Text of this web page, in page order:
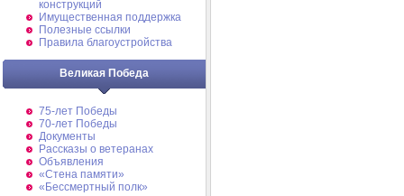
конструкций
Имущественная поддержка
Полезные ссылки
Правила благоустройства
Великая Победа
75-лет Победы
70-лет Победы
Документы
Рассказы о ветеранах
Объявления
«Стена памяти»
«Бессмертный полк»